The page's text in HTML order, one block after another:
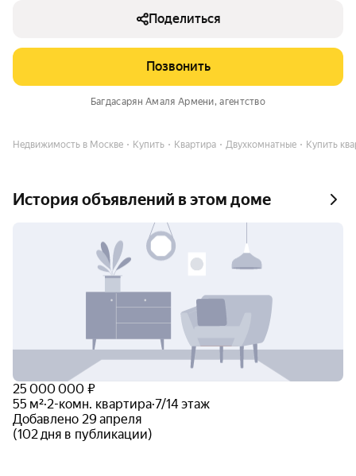
Поделиться
Позвонить
Багдасарян Амаля Армени, агентство
Недвижимость в Москве Купить Квартира Двухкомнатные Купить
История объявлений в этом доме
25 000 000 ₽
55 м²·2-комн. квартира·7/14 этаж
Добавлено 29 апреля
(102 дня в публикации)